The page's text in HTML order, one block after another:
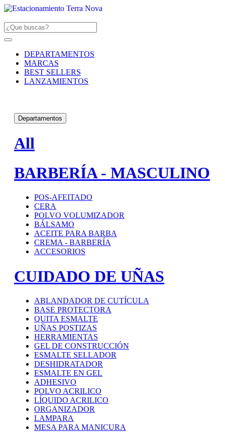
DEPARTAMENTOS
MARCAS
BEST SELLERS
LANZAMIENTOS
Departamentos
All
BARBERÍA - MASCULINO
POS-AFEITADO
CERA
POLVO VOLUMIZADOR
BÁLSAMO
ACEITE PARA BARBA
CREMA - BARBERÍA
ACCESORIOS
CUIDADO DE UÑAS
ABLANDADOR DE CUTÍCULA
BASE PROTECTORA
QUITA ESMALTE
UÑAS POSTIZAS
HERRAMIENTAS
GEL DE CONSTRUCCIÓN
ESMALTE SELLADOR
DESHIDRATADOR
ESMALTE EN GEL
ADHESIVO
POLVO ACRILICO
LÍQUIDO ACRILICO
ORGANIZADOR
LAMPARA
MESA PARA MANICURA